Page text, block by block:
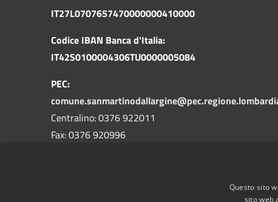
IT27L0707657470000000410000
Codice IBAN Banca d'Italia:
IT42S0100004306TU0000005084
PEC:
Centralino: 0376 922011
Fax: 0376 920996
Questo sito
sito web